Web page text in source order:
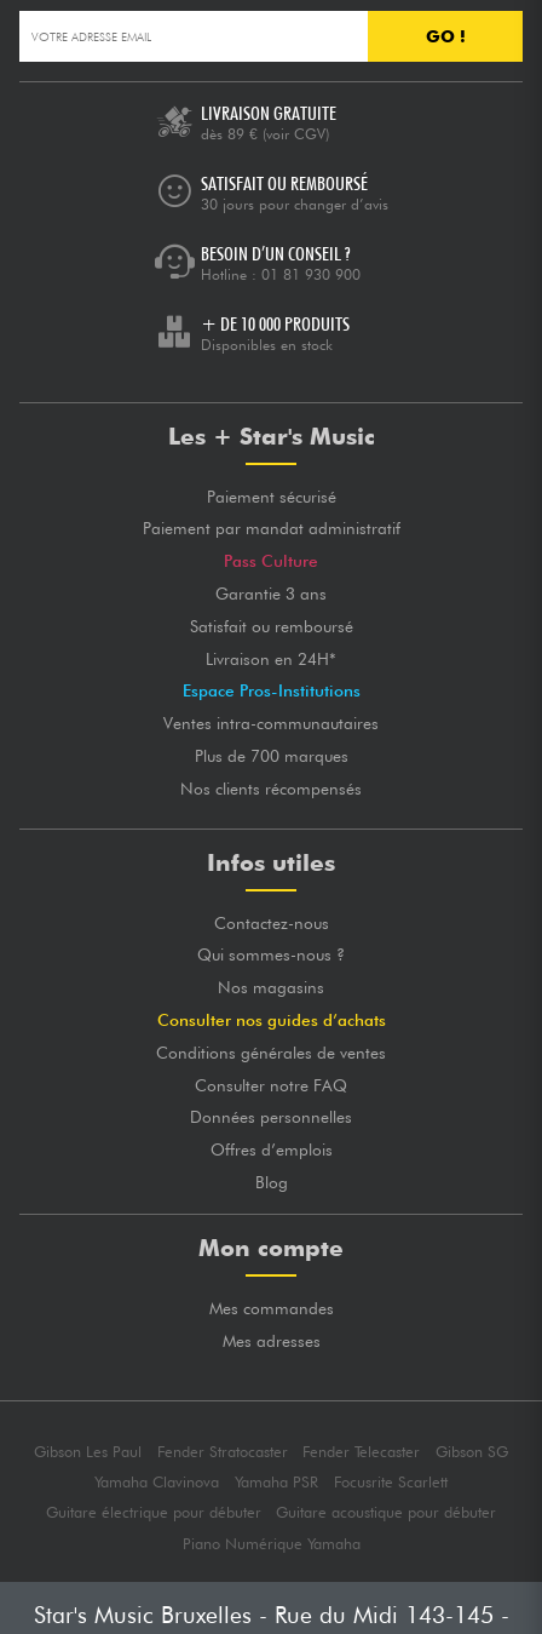
GO !
LIVRAISON GRATUITE
dès 89 € (voir CGV)
SATISFAIT OU REMBOURSÉ
30 jours pour changer d’avis
BESOIN D’UN CONSEIL ?
Hotline : 01 81 930 900
+ DE 10 000 PRODUITS
Disponibles en stock
Les + Star's Music
Paiement sécurisé
Paiement par mandat administratif
Pass Culture
Garantie 3 ans
Satisfait ou remboursé
Livraison en 24H*
Espace Pros-Institutions
Ventes intra-communautaires
Plus de 700 marques
Nos clients récompensés
Infos utiles
Contactez-nous
Qui sommes-nous ?
Nos magasins
Consulter nos guides d’achats
Conditions générales de ventes
Consulter notre FAQ
Données personnelles
Offres d’emplois
Blog
Mon compte
Mes commandes
Mes adresses
Gibson Les Paul Fender Stratocaster Fender Telecaster
Gibson SG
Yamaha Clavinova
Yamaha PSR
Focusrite Scarlett
Guitare électrique pour débuter
Guitare acoustique pour débuter
Piano Numérique Yamaha
Star's Music Bruxelles - Rue du Midi 143-145 -